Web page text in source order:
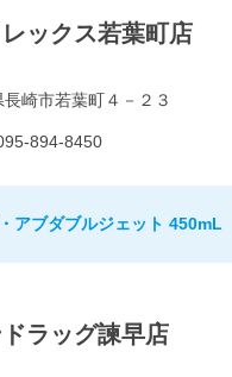
ックス若葉町店
長崎市若葉町４－２３
894-8450
アブダブルジェット 450mL
ラッグ諫早店